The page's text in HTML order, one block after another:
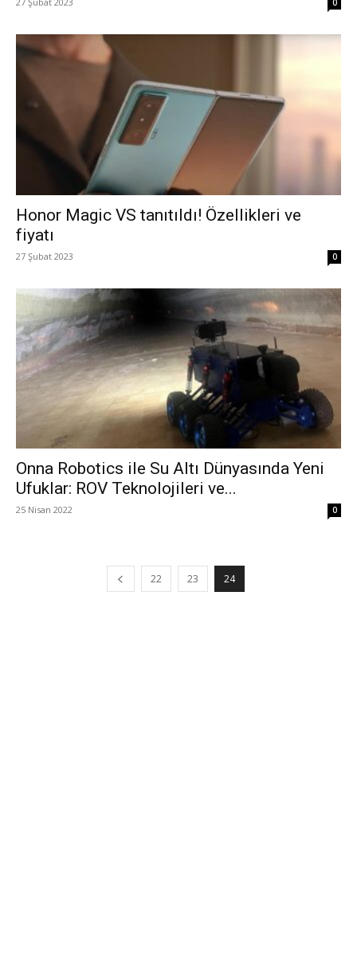
0
Honor Magic VS tanıtıldı! Özellikleri ve
fiyatı
27 Şubat 2023 0
Onna Robotics ile Su Altı Dünyasında Yeni
Ufuklar: ROV Teknolojileri ve...
25 Nisan 2022 0
22 23 24